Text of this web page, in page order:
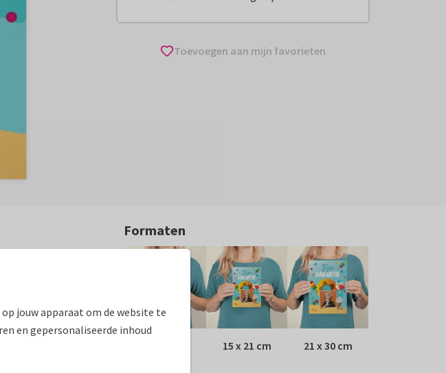
Toevoegen aan mijn favorieten
Formaten
15 x 21 cm 21 x 30 cm
op jouw apparaat om de website te
en gepersonaliseerde inhoud